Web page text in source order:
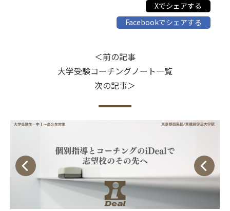
Xでシェアする
Facebookでシェアする
＜前の記事
大学受験コーチングノート一覧
次の記事＞